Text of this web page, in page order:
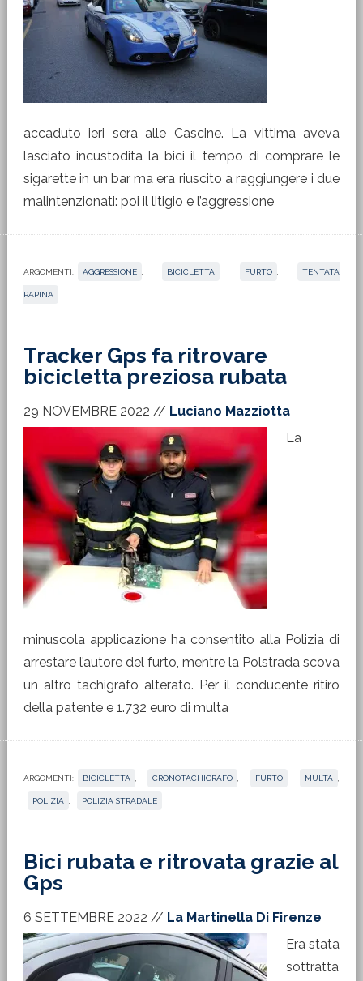
accaduto ieri sera alle Cascine. La vittima aveva
lasciato incustodita la bici il tempo di comprare le
sigarette in un bar ma era riuscito a raggiungere i due
malintenzionati: poi il litigio e l’aggressione
ARGOMENTI: AGGRESSIONE BICICLETTA FURTO TENTATA
RAPINA
Tracker Gps fa ritrovare
bicicletta preziosa rubata
29 NOVEMBRE 2022 // Luciano Mazziotta
La
minuscola applicazione ha consentito alla Polizia di
arrestare l’autore del furto, mentre la Polstrada scova
un altro tachigrafo alterato. Per il conducente ritiro
della patente e 1.732 euro di multa
ARGOMENTI: BICICLETTA CRONOTACHIGRAFO FURTO MULTA
POLIZIA POLIZIA STRADALE
Bici rubata e ritrovata grazie al
Gps
6 SETTEMBRE 2022 // La Martinella Di Firenze
Era stata
sottratta